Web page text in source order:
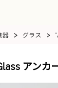
器 > グラス >
アンカ